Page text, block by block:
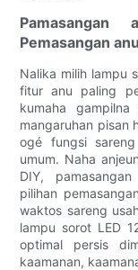
Pamasangan
Pemasangan
Nalika milih lampu
fitur anu paling
kumaha
mangaruhan pisan
ogé fungsi
umum. Naha
DIY,
pilihan
waktos sareng
lampu sorot LED
optimal persis
kaamanan,